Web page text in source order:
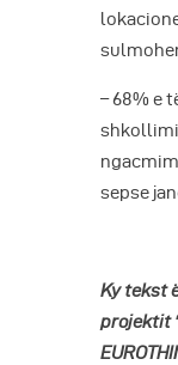
– 68% e
sepse
Ky tekst
projektit